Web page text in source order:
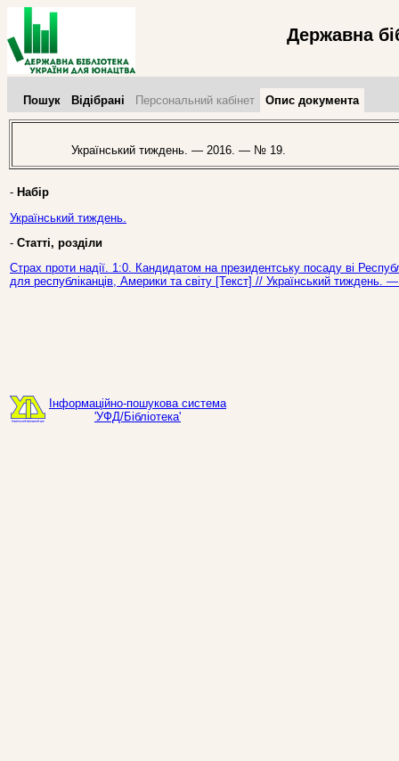
Державна
Пошук Відібрані Персональний кабінет Опис документа
Український тиждень. — 2016. — № 19.
- Набір
Український тиждень.
- Статті, розділи
Страх проти надії. 1:0. Кандидатом на президентську посаду ві
для республіканців, Америки та світу [Текст] // Український
Інформаційно-пошукова система
'УФД/Бібліотека'